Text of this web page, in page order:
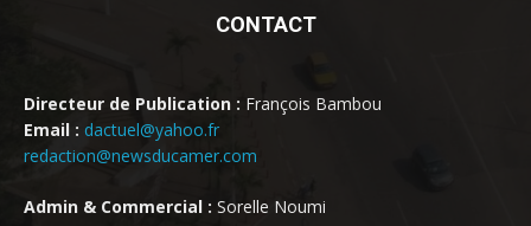
CONTACT
Directeur de Publication : François Bambou
Email : dactuel@yahoo.fr
redaction@newsducamer.com
Admin & Commercial : Sorelle Noumi